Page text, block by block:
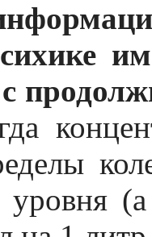
уровня